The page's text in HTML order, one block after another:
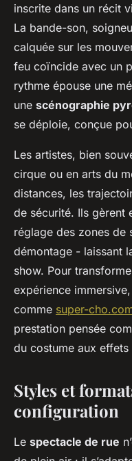
inscrite dans un récit
La bande-son,
calquée sur les
feu coïncide avec un
rythme épouse une
une scénographie
se déploie, conçue
Les artistes, bien
cirque ou en arts du
distances, les
de sécurité. Ils gèrent
réglage des zones de
démontage - laissant
show. Pour
expérience
comme super-
prestation pensée
du costume aux
Styles et
configuration
Le spectacle de rue